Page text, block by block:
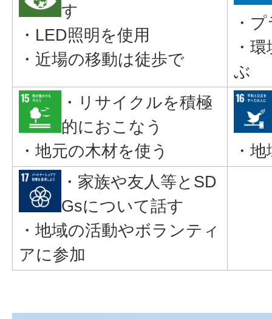
す
・LED照明を使用
・近場の移動は徒歩で
・
・
ぶ
・リサイクルを積極
的におこなう
・地元の木材を使う
・
・家族や友人等とSD
Gsについて話す
・地域の活動やボランティ
アに参加